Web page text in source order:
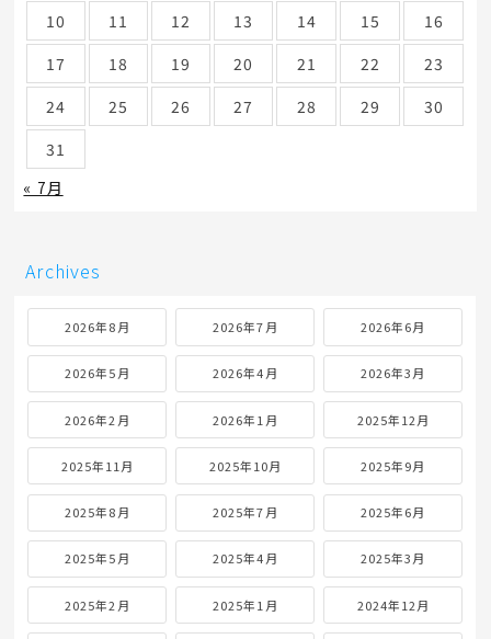
10 11 12 13 14 15
16
17
18 19 20 21 22
23
24
25 26 27 28 29
30
31
« 7月
Archives
2026年8月 2026年7月 2026年6月
2026年5月 2026年4月 2026年3月
2026年2月 2026年1月 2025年12月
2025年11月 2025年10月 2025年9月
2025年8月 2025年7月 2025年6月
2025年5月 2025年4月 2025年3月
2025年2月 2025年1月 2024年12月